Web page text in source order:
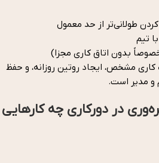
طولانی‌تر از حد معمول
تیم
بدون اتاق کاری مجزا)
مشخص، ایجاد روتین روزانه، و حفظ
و مدیر است.
در دورکاری چه کارهایی